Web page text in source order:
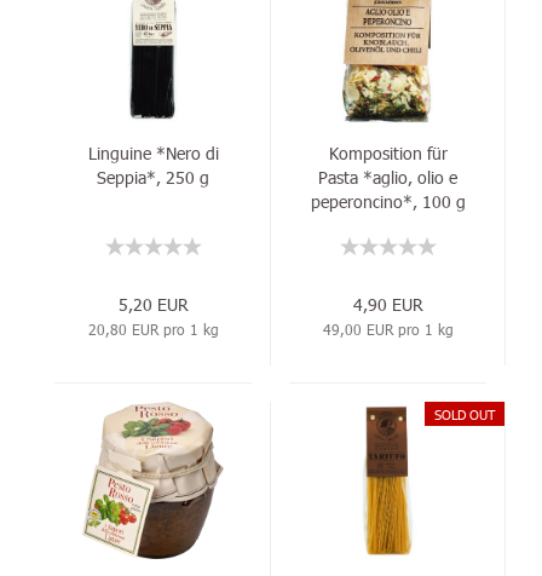
Linguine *Nero di
Seppia*, 250 g
5,20 EUR
20,80 EUR pro 1 kg
Komposition für
Pasta *aglio, olio e
peperoncino*, 100 g
4,90 EUR
49,00 EUR pro 1 kg
SOLD OUT